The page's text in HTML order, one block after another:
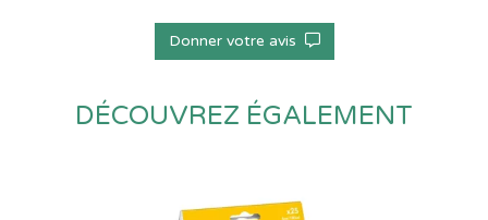
Donner votre avis
DÉCOUVREZ ÉGALEMENT